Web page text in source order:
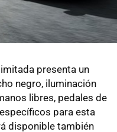
presenta un
negro, iluminación
libres, pedales de
para esta
disponible también